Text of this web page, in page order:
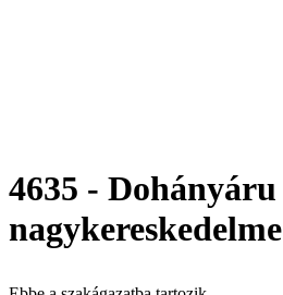
4635 - Dohányáru
nagykereskedelme